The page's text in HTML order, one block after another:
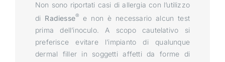
Non sono riportati casi di allergia con l’utilizzo
di Radiesse® e non è necessario alcun test
prima dell’inoculo. A scopo cautelativo si
preferisce evitare l’impianto di qualunque
dermal filler in soggetti affetti da forme di